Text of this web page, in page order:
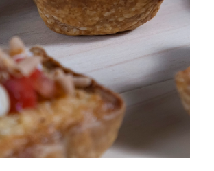
ACESSO PARA PARCEIROS